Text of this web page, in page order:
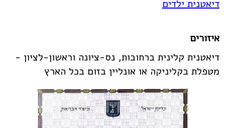
דיאטנית ילדים
איזורים
דיאטנית קלינית ברחובות, נס-ציונה וראשון-לציון -
מטפלת בקליניקה או אונליין בזום בכל הארץ